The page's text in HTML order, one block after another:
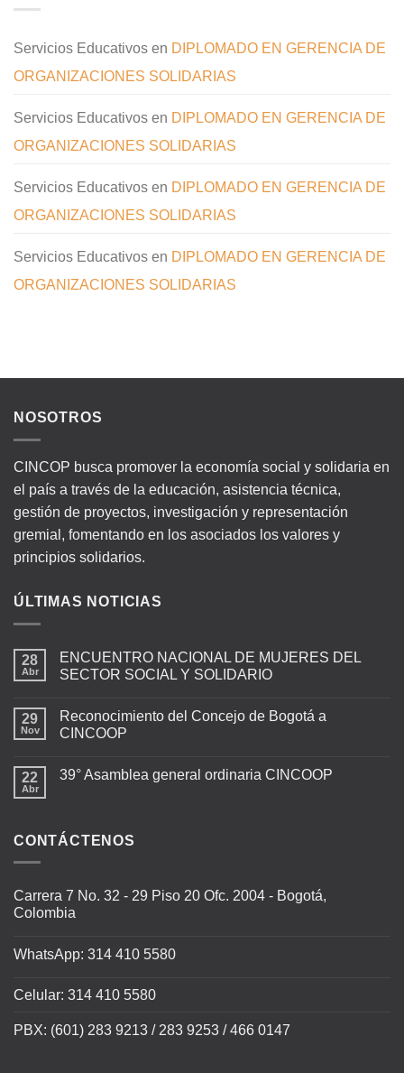
Servicios Educativos en DIPLOMADO EN GERENCIA DE
ORGANIZACIONES SOLIDARIAS
Servicios Educativos en DIPLOMADO EN GERENCIA DE
ORGANIZACIONES SOLIDARIAS
Servicios Educativos en DIPLOMADO EN GERENCIA DE
ORGANIZACIONES SOLIDARIAS
Servicios Educativos en DIPLOMADO EN GERENCIA DE
ORGANIZACIONES SOLIDARIAS
NOSOTROS
CINCOP busca promover la economía social y solidaria en
el país a través de la educación, asistencia técnica,
gestión de proyectos, investigación y representación
gremial, fomentando en los asociados los valores y
principios solidarios.
ÚLTIMAS NOTICIAS
28
Abr
ENCUENTRO NACIONAL DE MUJERES DEL
SECTOR SOCIAL Y SOLIDARIO
29
Nov
Reconocimiento del Concejo de Bogotá a
CINCOOP
22
Abr
39° Asamblea general ordinaria CINCOOP
CONTÁCTENOS
Carrera 7 No. 32 - 29 Piso 20 Ofc. 2004 - Bogotá,
Colombia
WhatsApp: 314 410 5580
Celular: 314 410 5580
PBX: (601) 283 9213 / 283 9253 / 466 0147